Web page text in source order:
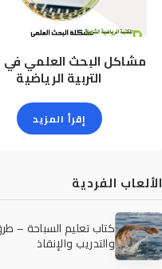
مشاكل البحث العلمي في
التربية الرياضية
إقرأ المزيد
الألعاب الفردية
كتاب تعليم السباحة –
والتدريب والإنقاذ